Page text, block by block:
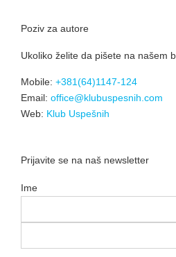
Poziv za autore
Ukoliko želite da pišete na našem
Mobile: +381(64)1147-124
Email: office@klubuspesnih.com
Web: Klub Uspešnih
Prijavite se na naš newsletter
Ime